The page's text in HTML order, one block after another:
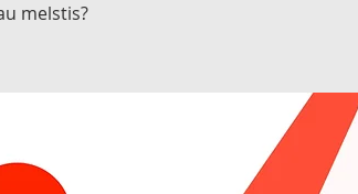
melstis?